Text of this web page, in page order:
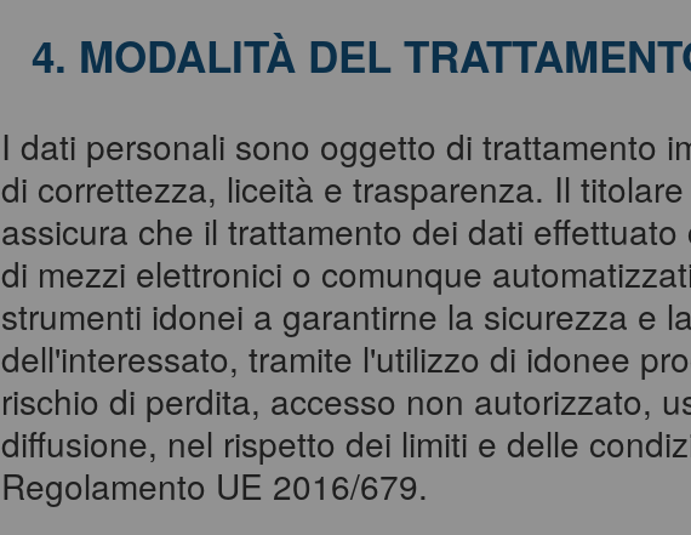
4. MODALITÀ DEL
I dati personali sono oggetto di trattamento
di correttezza, liceità e trasparenza. Il
assicura che il trattamento dei dati
di mezzi elettronici o comunque
strumenti idonei a garantirne la sicurezza e
dell'interessato, tramite l'utilizzo di idonee
rischio di perdita, accesso non autorizzato,
diffusione, nel rispetto dei limiti e delle
Regolamento UE 2016/679.